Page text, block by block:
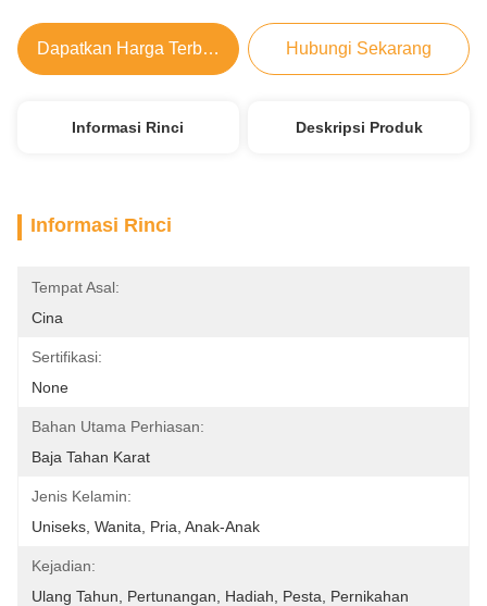
Dapatkan Harga Terbaik Hubungi Sekarang
Informasi Rinci Deskripsi Produk
Informasi Rinci
Tempat Asal:
Cina
Sertifikasi:
None
Bahan Utama Perhiasan:
Baja Tahan Karat
Jenis Kelamin:
Uniseks, Wanita, Pria, Anak-Anak
Kejadian:
Ulang Tahun, Pertunangan, Hadiah, Pesta, Pernikahan